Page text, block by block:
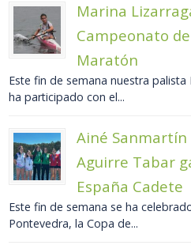
Marina
Campeonato
Maratón
Este fin de semana nuestra palista
ha participado con el...
Ainé Sanmartín
Aguirre Tabar
España Cadete
Este fin de semana se ha
Pontevedra, la Copa de...